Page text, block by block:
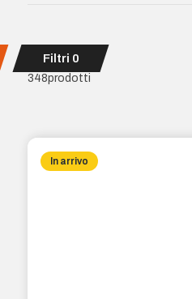
Filtri 0
348prodotti
In arrivo